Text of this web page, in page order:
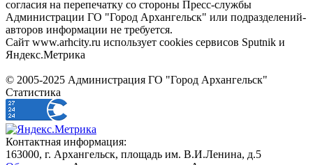
согласия на перепечатку со стороны Пресс-службы
Администрации ГО "Город Архангельск" или подразделений-
авторов информации не требуется.
Сайт www.arhcity.ru использует cookies сервисов Sputnik и
Яндекс.Метрика
© 2005-2025 Администрация ГО "Город Архангельск"
Статистика
Контактная информация:
163000, г. Архангельск, площадь им. В.И.Ленина, д.5